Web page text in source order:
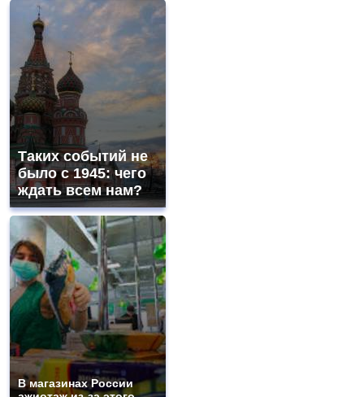
Таких событий не
было с 1945: чего
ждать всем нам?
В магазинах России